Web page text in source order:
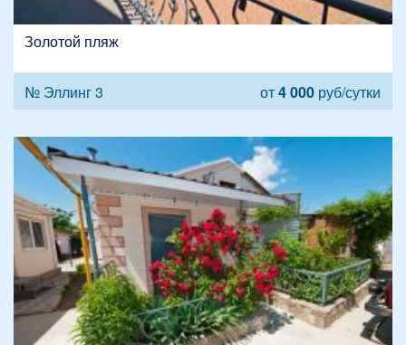
Золотой пляж
№ Эллинг 3 от4 000 руб/сутки